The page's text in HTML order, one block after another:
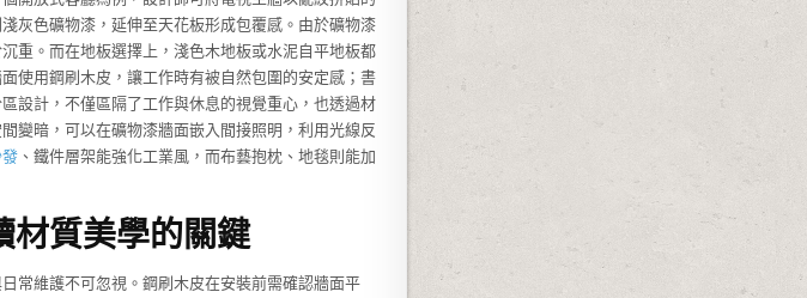
灰色礦物漆，延伸至天花板形成包覆感。由於礦物漆
重。而在地板選擇上，淺色木地板或水泥自平地板都
使用鋼刷木皮，讓工作時有被自然包圍的安定感；書
設計，不僅區隔了工作與休息的視覺重心，也透過材
變暗，可以在礦物漆牆面嵌入間接照明，利用光線反
、鐵件層架能強化工業風，而布藝抱枕、地毯則能加
材質美學的關鍵
常維護不可忽視。鋼刷木皮在安裝前需確認牆面平